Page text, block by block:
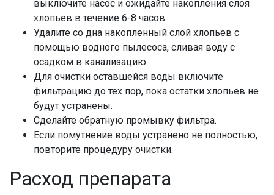
выключите насос и ожидайте накопления слоя
хлопьев в течение 6-8 часов.
Удалите со дна накопленный слой хлопьев с
помощью водного пылесоса, сливая воду с
осадком в канализацию.
Для очистки оставшейся воды включите
фильтрацию до тех пор, пока остатки хлопьев не
будут устранены.
Сделайте обратную промывку фильтра.
Если помутнение воды устранено не полностью,
повторите процедуру очистки.
Расход препарата